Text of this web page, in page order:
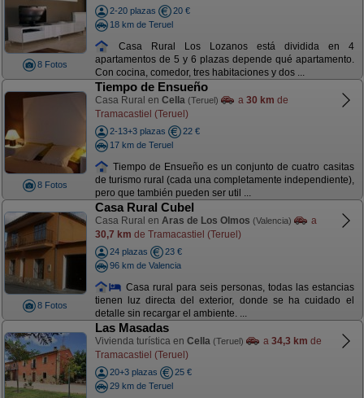
8 Fotos
2-20 plazas
20 €
18 km de Teruel
Casa Rural Los Lozanos está dividida en 4
apartamentos de 5 y 6 plazas depende qué apartamento.
Con cocina, comedor, tres habitaciones y dos ...
8 Fotos
Tiempo de Ensueño
Casa Rural en Cella (Teruel) a 30 km de
Tramacastiel (Teruel)
2-13+3 plazas
22 €
17 km de Teruel
Tiempo de Ensueño es un conjunto de cuatro casitas
de turismo rural (cada una completamente independiente),
pero que también pueden ser util ...
8 Fotos
Casa Rural Cubel
Casa Rural en Aras de Los Olmos (Valencia)
a
30,7 km de Tramacastiel (Teruel)
24 plazas
23 €
96 km de Valencia
Casa rural para seis personas, todas las estancias
tienen luz directa del exterior, donde se ha cuidado el
detalle sin recargar el ambiente. ...
Las Masadas
Vivienda turística en Cella (Teruel) a 34,3 km de
Tramacastiel (Teruel)
20+3 plazas
25 €
29 km de Teruel